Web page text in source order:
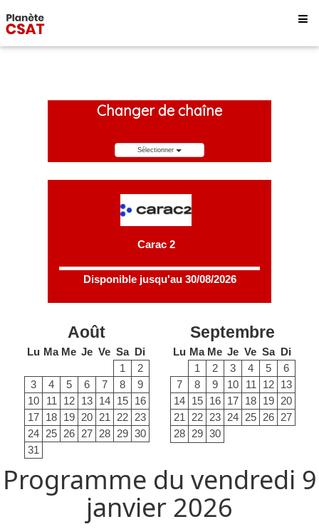
Changer de chaîne
Sélectionner
Carac 2
Disponible jusqu'au 30/08/2026
Août
Lu Ma Me Je Ve Sa Di
1
2
3
4 5 6 7 8
9
10
11 12 13 14 15 16
17 18 19 20 21 22 23
24 25 26 27 28 29 30
31
Septembre
Lu Ma Me Je Ve Sa Di
1
2 3 4 5
6
7
8 9 10 11 12 13
14 15 16 17 18 19 20
21
22 23 24 25 26 27
28 29 30
Programme du vendredi 9
janvier 2026